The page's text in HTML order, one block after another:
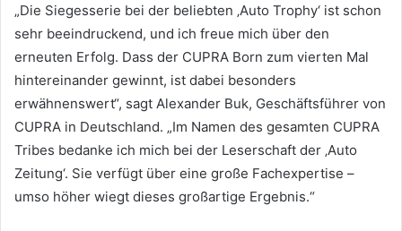
„Die Siegesserie bei der beliebten ‚Auto Trophy‘ ist schon
sehr beeindruckend, und ich freue mich über den
erneuten Erfolg. Dass der CUPRA Born zum vierten Mal
hintereinander gewinnt, ist dabei besonders
erwähnenswert“, sagt Alexander Buk, Geschäftsführer von
CUPRA in Deutschland. „Im Namen des gesamten CUPRA
Tribes bedanke ich mich bei der Leserschaft der ‚Auto
Zeitung‘. Sie verfügt über eine große Fachexpertise –
umso höher wiegt dieses großartige Ergebnis.“